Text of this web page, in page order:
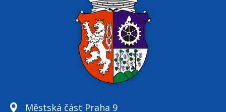
Městská část Praha 9